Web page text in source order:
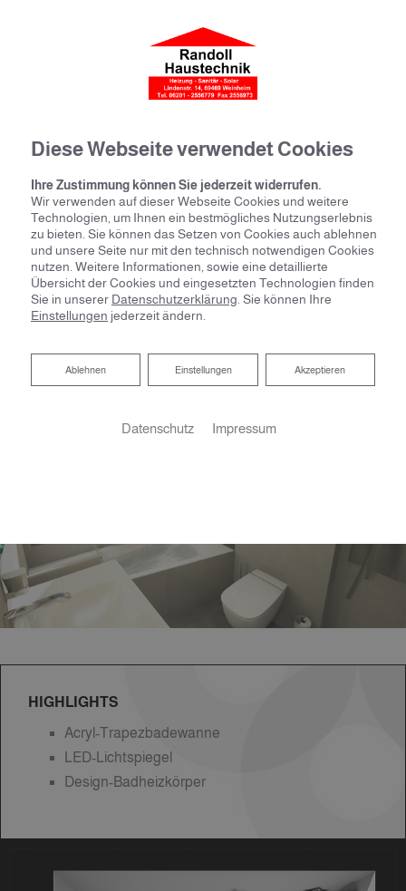
Startseite» Bad»Badinspiration & Musterbäder»Luxus-Bad 4,6 ㎡
Luxus-Bad 4,6 ㎡
HIGHLIGHTS
Acryl-Trapezbadewanne
LED-Lichtspiegel
Design-Badheizkörper
Diese Webseite verwendet Cookies
Ihre Zustimmung können Sie jederzeit widerrufen.
Wir verwenden auf dieser Webseite Cookies und weitere
Technologien, um Ihnen ein bestmögliches Nutzungserlebnis
zu bieten. Sie können das Setzen von Cookies auch ablehnen
und unsere Seite nur mit den technisch notwendigen Cookies
nutzen. Weitere Informationen, sowie eine detaillierte
Übersicht der Cookies und eingesetzten Technologien finden
Sie in unserer Datenschutzerklärung . Sie können Ihre
Einstellungen jederzeit ändern.
Akzeptieren
Einstellungen
Ablehnen
Ablehnen
Datenschutz Impressum